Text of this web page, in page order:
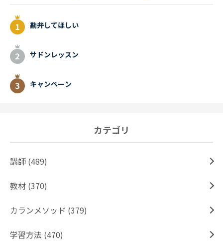
勘弁してほしい
サドンレッスン
キャンペーン
カテゴリ
講師 (489)
教材 (370)
カランメソッド (379)
学習方法 (470)